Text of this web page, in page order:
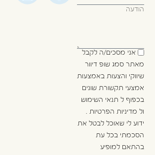
אני מסכים/ה לקבל
מאתר סמג שופ דיוור
שיווקי והצעות באמצעות
אמצעי תקשורת שונים
בכפוף ל תנאי השימוש
ול מדיניות הפרטיות .
ידוע לי שאוכל לבטל את
הסכמתי בכל עת
בהתאם למופיע